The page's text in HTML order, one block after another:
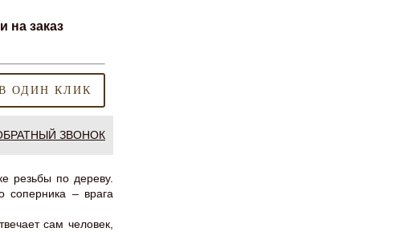
на заказ
ОДИН КЛИК
ЗВОНОК
резьбы по дереву.
соперника – врага
сам человек,